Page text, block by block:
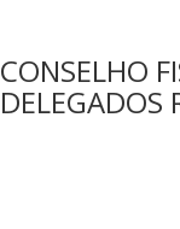
CONSELHO
DELEGADOS